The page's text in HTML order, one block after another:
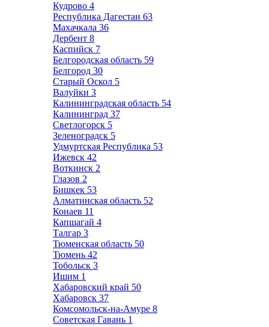
Кудрово 4
Республика Дагестан 63
Махачкала 36
Дербент 8
Каспийск 7
Белгородская область 59
Белгород 30
Старый Оскол 5
Валуйки 3
Калининградская область 54
Калининград 37
Светлогорск 5
Зеленоградск 5
Удмуртская Республика 53
Ижевск 42
Воткинск 2
Глазов 2
Бишкек 53
Алматинская область 52
Конаев 11
Капшагай 4
Талгар 3
Тюменская область 50
Тюмень 42
Тобольск 3
Ишим 1
Хабаровский край 50
Хабаровск 37
Комсомольск-на-Амуре 8
Советская Гавань 1